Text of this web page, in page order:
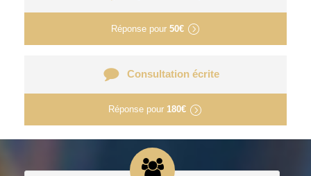
Réponse pour 50€
Consultation écrite
Réponse pour 180€